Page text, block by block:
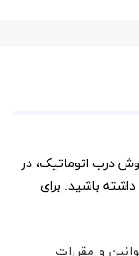
درب اتوماتیک، در
باشید. برای
و مقررات